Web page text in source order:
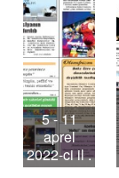
5 - 11
aprel
2022-ci il .